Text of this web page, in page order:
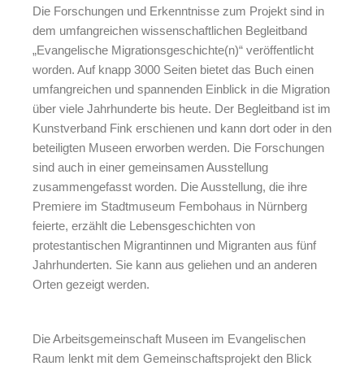
Die Forschungen und Erkenntnisse zum Projekt sind in
dem umfangreichen wissenschaftlichen Begleitband
„Evangelische Migrationsgeschichte(n)“ veröffentlicht
worden. Auf knapp 3000 Seiten bietet das Buch einen
umfangreichen und spannenden Einblick in die Migration
über viele Jahrhunderte bis heute. Der Begleitband ist im
Kunstverband Fink erschienen und kann dort oder in den
beteiligten Museen erworben werden. Die Forschungen
sind auch in einer gemeinsamen Ausstellung
zusammengefasst worden. Die Ausstellung, die ihre
Premiere im Stadtmuseum Fembohaus in Nürnberg
feierte, erzählt die Lebensgeschichten von
protestantischen Migrantinnen und Migranten aus fünf
Jahrhunderten. Sie kann aus geliehen und an anderen
Orten gezeigt werden.
Die Arbeitsgemeinschaft Museen im Evangelischen
Raum lenkt mit dem Gemeinschaftsprojekt den Blick